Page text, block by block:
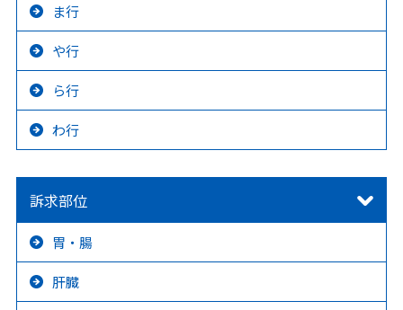
ま行
や行
ら行
わ行
訴求部位
胃・腸
肝臓